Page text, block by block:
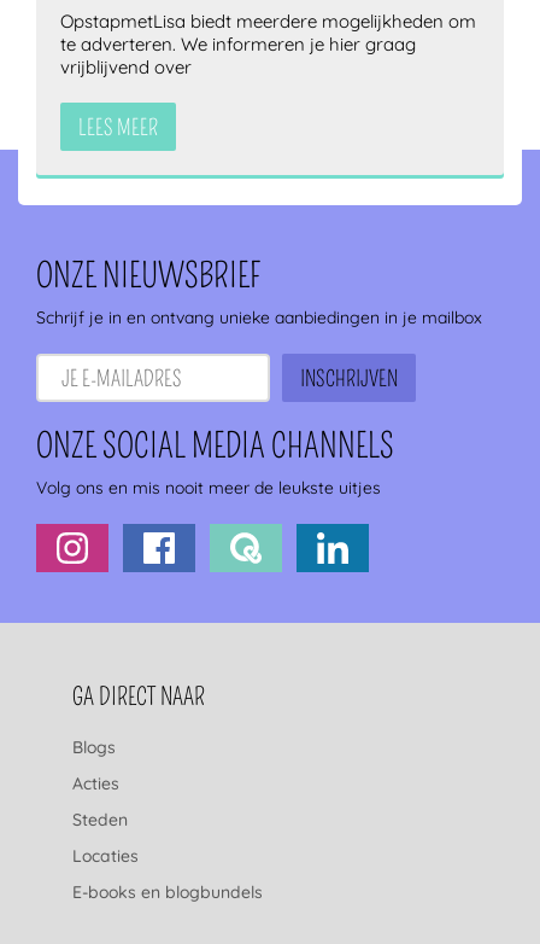
OpstapmetLisa biedt meerdere mogelijkheden om
te adverteren. We informeren je hier graag
vrijblijvend over
LEES MEER
ONZE NIEUWSBRIEF
Schrijf je in en ontvang unieke aanbiedingen in je mailbox
ONZE SOCIAL MEDIA CHANNELS
Volg ons en mis nooit meer de leukste uitjes
FOOTERNAVIGATIE
GA DIRECT NAAR
Blogs
Acties
Steden
Locaties
E-books en blogbundels